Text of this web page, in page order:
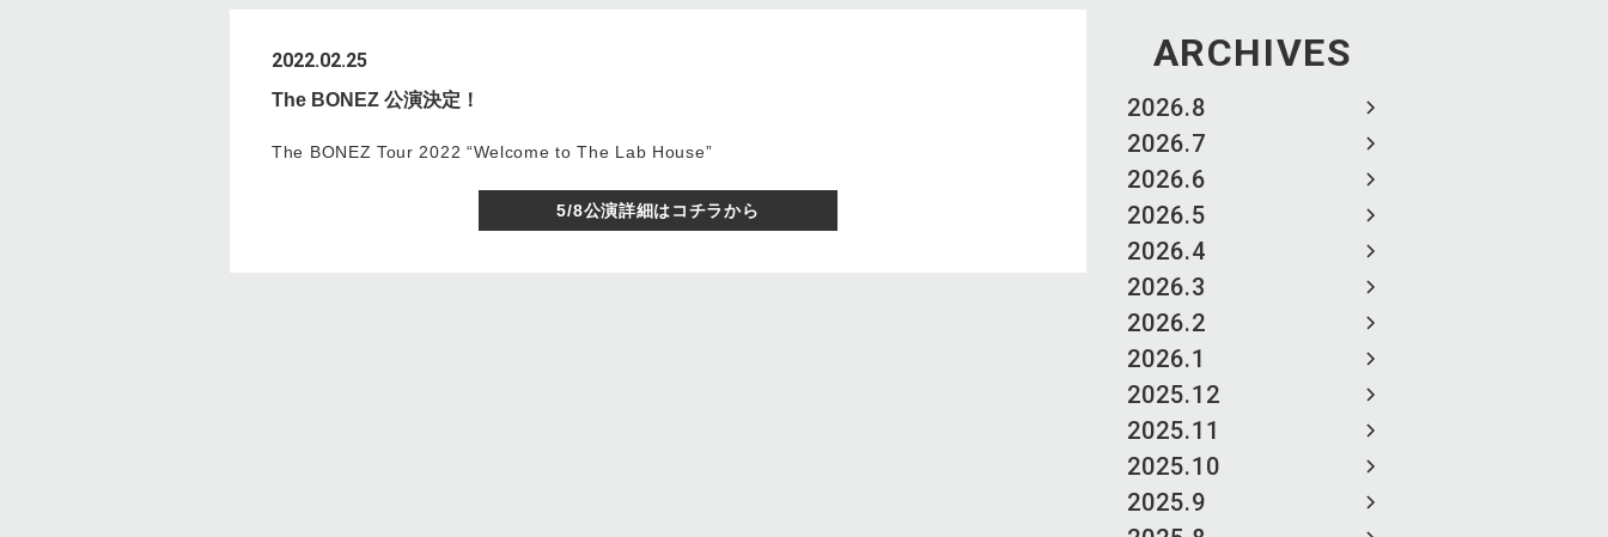
ARCHIVES
2026.8
2026.7
2026.6
2026.5
2026.4
2026.3
2026.2
2026.1
2025.12
2025.11
2025.10
2025.9
2022.02.25
The BONEZ 公演決定！
The BONEZ Tour 2022 “Welcome to The Lab House”
5/8公演詳細はコチラから